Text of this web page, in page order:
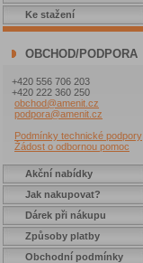
Ke stažení
OBCHOD/PODPORA
+420 556 706 203
+420 222 360 250
obchod@amenit.cz
podpora@amenit.cz
Podmínky technické podpory
Žádost o odbornou pomoc
Akční nabídky
Jak nakupovat?
Dárek při nákupu
Způsoby platby
Obchodní podmínky